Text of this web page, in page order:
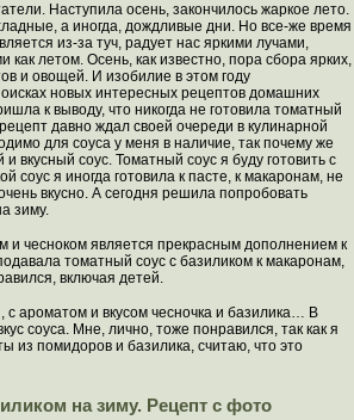
Наступила осень, закончилось жаркое лето.
а иногда, дождливые дни. Но все-же время
из-за туч, радует нас яркими лучами,
как летом. Осень, как известно, пора сбора ярких,
и овощей. И изобилие в этом году
новых интересных рецептов домашних
к выводу, что никогда не готовила томатный
давно ждал своей очереди в кулинарной
для соуса у меня в наличие, так почему же
вкусный соус. Томатный соус я буду готовить с
соус я иногда готовила к пасте, к макаронам, не
вкусно. А сегодня решила попробовать
зиму.
и чесноком является прекрасным дополнением к
томатный соус с базиликом к макаронам,
включая детей.
с ароматом и вкусом чесночка и базилика… В
соуса. Мне, лично, тоже понравился, так как я
из помидоров и базилика, считаю, что это
на зиму. Рецепт с фото